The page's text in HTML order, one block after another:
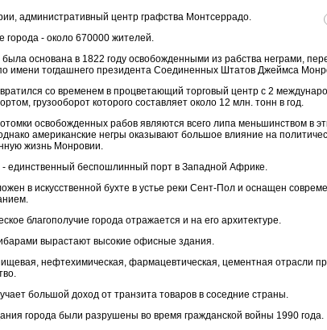
административный центр графства Монтсеррадо.
города - около 670000 жителей.
основана в 1822 году освобожденными из рабства неграми,
имени тогдашнего президента Соединенных Штатов Джеймса
со временем в процветающий торговый центр с 2
грузооборот которого составляет около 12 млн. тонн в год.
освобожденных рабов являются всего липа меньшинством в
американские негры оказывают большое влияние на
жизнь Монровии.
- единственный беспошлинный порт в Западной Африке.
в искусственной бухте в устье реки Сент-Пол и оснащен
благополучие города отражается и на его архитектуре.
вырастают высокие офисные здания.
нефтехимическая, фармацевтическая, цементная отрасли
большой доход от транзита товаров в соседние страны.
города были разрушены во время гражданской войны 1990 года.